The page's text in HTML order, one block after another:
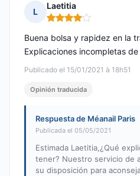
L
Laetitia
Nota: 4 de 5
Publicado el 15/01/2021 à 18h51
Buena bolsa y rapidez en la
Explicaciones incompletas
Opinión traducida
Respuesta de Méanail Paris
Publicada el 05/05/2021
Estimada Laetitia,¿Qué
tener? Nuestro servicio de
su disposición para